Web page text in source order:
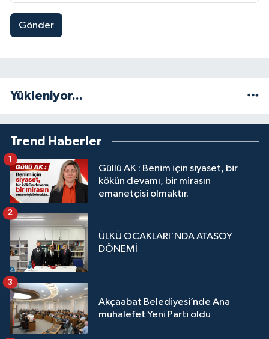
Gönder
Yükleniyor...
Trend Haberler
Güllü AK : Benim için siyaset, bir
kökün devamı, bir mirasın
emanetçisi olmaktır.
1
ÜLKÜ OCAKLARI'NDA ATASOY
DÖNEMİ
2
Akçaabat Belediyesi’nde Ana
muhalefet Yeni Parti oldu
3